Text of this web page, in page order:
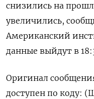
снизились ‍на
увеличились,
Американский
данные выйдут в
Оригинал
доступен по коду: